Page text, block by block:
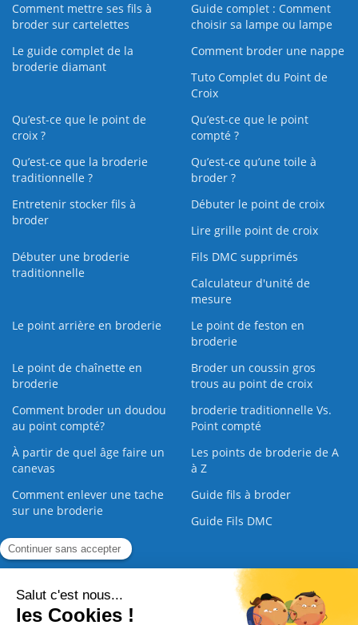
Comment mettre ses fils à
broder sur cartelettes
Guide complet : Comment
choisir sa lampe ou lampe
Le guide complet de la
broderie diamant
Comment broder une nappe
Tuto Complet du Point de
Croix
Qu’est-ce que le point de
croix ?
Qu’est-ce que le point
compté ?
Qu’est-ce que la broderie
traditionnelle ?
Qu’est‑ce qu’une toile à
broder ?
Entretenir stocker fils à
broder
Débuter le point de croix
Lire grille point de croix
Débuter une broderie
traditionnelle
Fils DMC supprimés
Calculateur d'unité de
mesure
Le point arrière en broderie
Le point de feston en
broderie
Le point de chaînette en
broderie
Broder un coussin gros
trous au point de croix
Comment broder un doudou
au point compté?
broderie traditionnelle Vs.
Point compté
À partir de quel âge faire un
canevas
Les points de broderie de A
à Z
Comment enlever une tache
sur une broderie
Guide fils à broder
Guide Fils DMC
Guide de la Broderie